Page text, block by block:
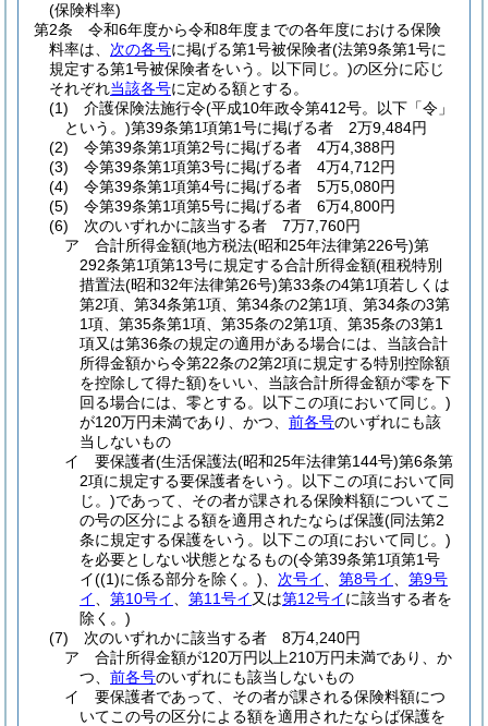
(保険料率)
第2条
令和6年度から令和8年度までの各年度における保険
料率は、 次の各号に掲げる第1号被保険者(法第9条第1号に
規定する第1号被保険者をいう。以下同じ。)の区分に応じ
それぞれ当該各号に定める額とする。
(1)
介護保険法施行令(平成10年政令第412号。以下「令」
という。)第39条第1項第1号に掲げる者 2万9,484円
(2)
令第39条第1項第2号に掲げる者 4万4,388円
(3)
令第39条第1項第3号に掲げる者 4万4,712円
(4)
令第39条第1項第4号に掲げる者 5万5,080円
(5)
令第39条第1項第5号に掲げる者 6万4,800円
(6)
次のいずれかに該当する者 7万7,760円
ア
合計所得金額(地方税法(昭和25年法律第226号)第
292条第1項第13号に規定する合計所得金額(租税特別
措置法(昭和32年法律第26号)第33条の4第1項若しくは
第2項、第34条第1項、第34条の2第1項、第34条の3第
1項、第35条第1項、第35条の2第1項、第35条の3第1
項又は第36条の規定の適用がある場合には、当該合計
所得金額から令第22条の2第2項に規定する特別控除額
を控除して得た額)をいい、当該合計所得金額が零を下
回る場合には、零とする。以下この項において同じ。)
が120万円未満であり、かつ、 前各号のいずれにも該
当しないもの
イ
要保護者(生活保護法(昭和25年法律第144号)第6条第
2項に規定する要保護者をいう。以下この項において同
じ。)であって、その者が課される保険料額についてこ
の号の区分による額を適用されたならば保護(同法第2
条に規定する保護をいう。以下この項において同じ。)
を必要としない状態となるもの(令第39条第1項第1号
イ((1)に係る部分を除く。) 次号イ 第8号イ
第9号
イ
第10号イ 第11号イ 又は第12号イに該当する者を
除く。)
(7)
次のいずれかに該当する者 8万4,240円
ア
合計所得金額が120万円以上210万円未満であり、か
つ、 前各号のいずれにも該当しないもの
イ
要保護者であって、その者が課される保険料額につ
いてこの号の区分による額を適用されたならば保護を